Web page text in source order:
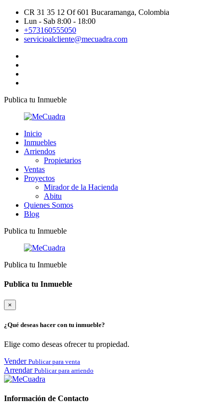
CR 31 35 12 Of 601 Bucaramanga, Colombia
Lun - Sab 8:00 - 18:00
+573160555050
servicioalcliente@mecuadra.com
Publica tu Inmueble
Inicio
Inmuebles
Arriendos
Propietarios
Ventas
Proyectos
Mirador de la Hacienda
Abitu
Quienes Somos
Blog
Publica tu Inmueble
Publica tu Inmueble
Publica tu Inmueble
×
¿Qué deseas hacer con tu inmueble?
Elige como deseas ofrecer tu propiedad.
Vender Publicar para venta
Arrendar Publicar para arriendo
Información de Contacto